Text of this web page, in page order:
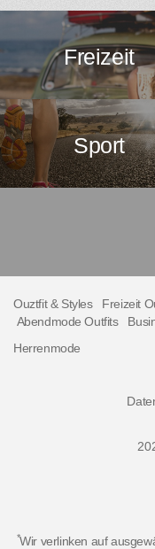
Freizeit
Sport
Ouztfit & Styles Freizeit
Abendmode Outfits
Herrenmode
*Wir verlinken auf